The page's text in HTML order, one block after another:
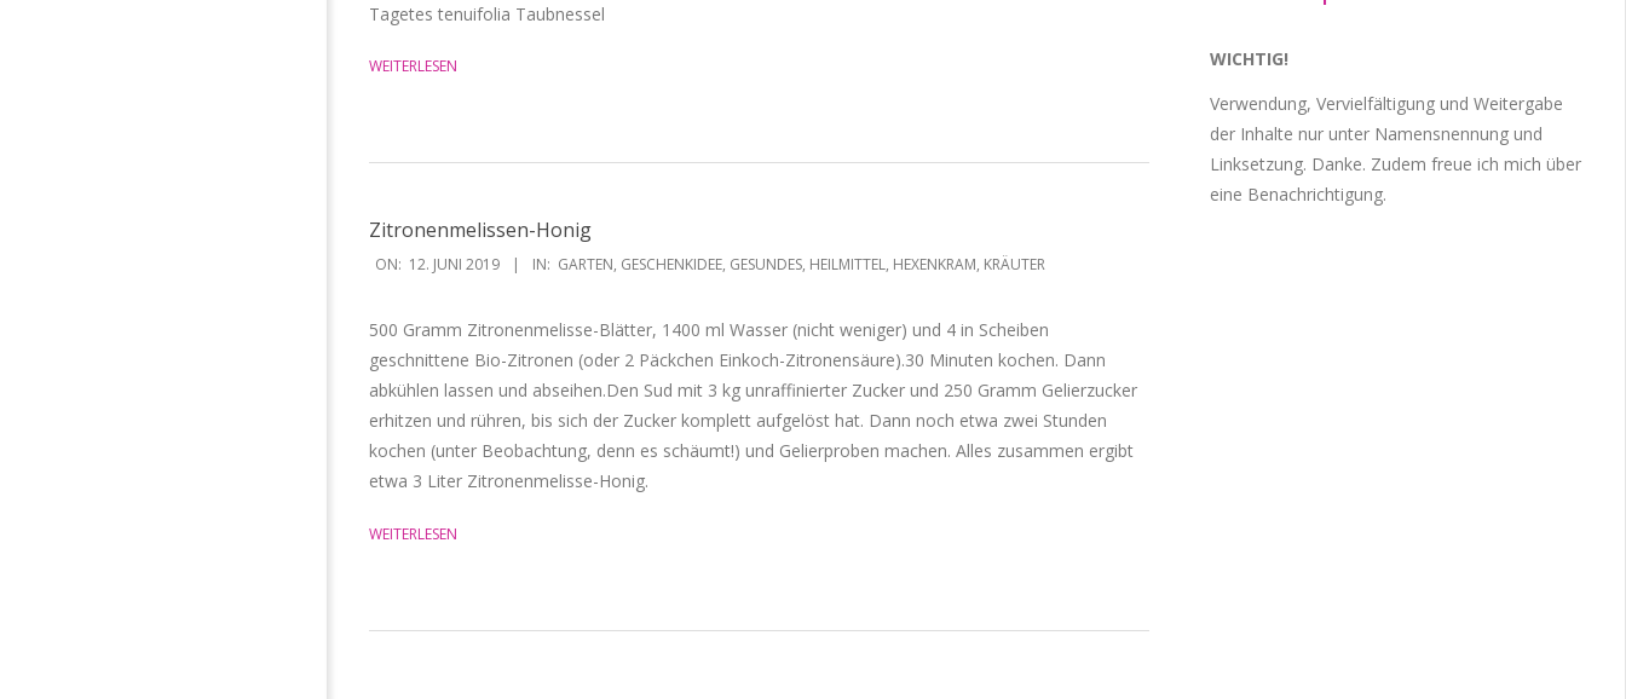
Tagetes tenuifolia Taubnessel
WEITERLESEN
Zitronenmelissen-Honig
2019-
ON: 12. JUNI 2019 IN: GARTEN, GESCHENKIDEE, GESUNDES, HEILMITTEL, HEXENKRAM, KRÄUTER
500 Gramm Zitronenmelisse-Blätter, 1400 ml Wasser (nicht weniger) und 4 in Scheiben
geschnittene Bio-Zitronen (oder 2 Päckchen Einkoch-Zitronensäure).30 Minuten kochen. Dann
abkühlen lassen und abseihen.Den Sud mit 3 kg unraffinierter Zucker und 250 Gramm Gelierzucker
erhitzen und rühren, bis sich der Zucker komplett aufgelöst hat. Dann noch etwa zwei Stunden
kochen (unter Beobachtung, denn es schäumt!) und Gelierproben machen. Alles zusammen ergibt
etwa 3 Liter Zitronenmelisse-Honig.
WEITERLESEN
WICHTIG!
Verwendung, Vervielfältigung und Weitergabe
der Inhalte nur unter Namensnennung und
Linksetzung. Danke. Zudem freue ich mich über
eine Benachrichtigung.